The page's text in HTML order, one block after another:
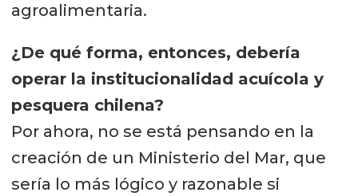
agroalimentaria.
¿De qué forma, entonces, debería
operar la institucionalidad acuícola y
pesquera chilena?
Por ahora, no se está pensando en la
creación de un Ministerio del Mar, que
sería lo más lógico y razonable si